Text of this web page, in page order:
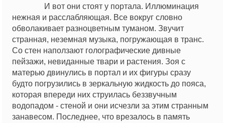
И вот они стоят у портала. Иллюминация
нежная и расслабляющая. Все вокруг словно
обволакивает разноцветным туманом. Звучит
странная, неземная музыка, погружающая в транс.
Со стен наползают голографические дивные
пейзажи, невиданные твари и растения. Зоя с
матерью двинулись в портал и их фигуры сразу
будто погрузились в зеркальную жидкость до пояса,
которая впереди них струилась беззвучным
водопадом - стеной и они исчезли за этим странным
занавесом. Последнее, что врезалось в память